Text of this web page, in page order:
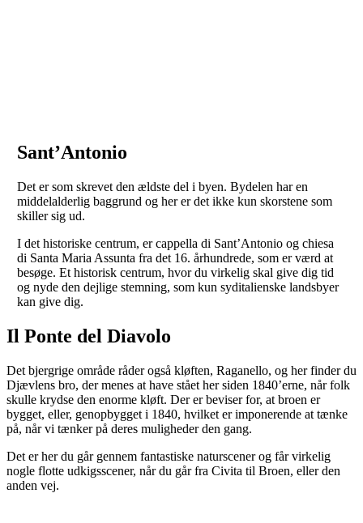
Sant’Antonio
Det er som skrevet den ældste del i byen. Bydelen har en
middelalderlig baggrund og her er det ikke kun skorstene som
skiller sig ud.
I det historiske centrum, er cappella di Sant’Antonio og chiesa
di Santa Maria Assunta fra det 16. århundrede, som er værd at
besøge. Et historisk centrum, hvor du virkelig skal give dig tid
og nyde den dejlige stemning, som kun syditalienske landsbyer
kan give dig.
Il Ponte del Diavolo
Det bjergrige område råder også kløften, Raganello, og her finder du
Djævlens bro, der menes at have stået her siden 1840’erne, når folk
skulle krydse den enorme kløft. Der er beviser for, at broen er
bygget, eller, genopbygget i 1840, hvilket er imponerende at tænke
på, når vi tænker på deres muligheder den gang.
Det er her du går gennem fantastiske naturscener og får virkelig
nogle flotte udkigsscener, når du går fra Civita til Broen, eller den
anden vej.